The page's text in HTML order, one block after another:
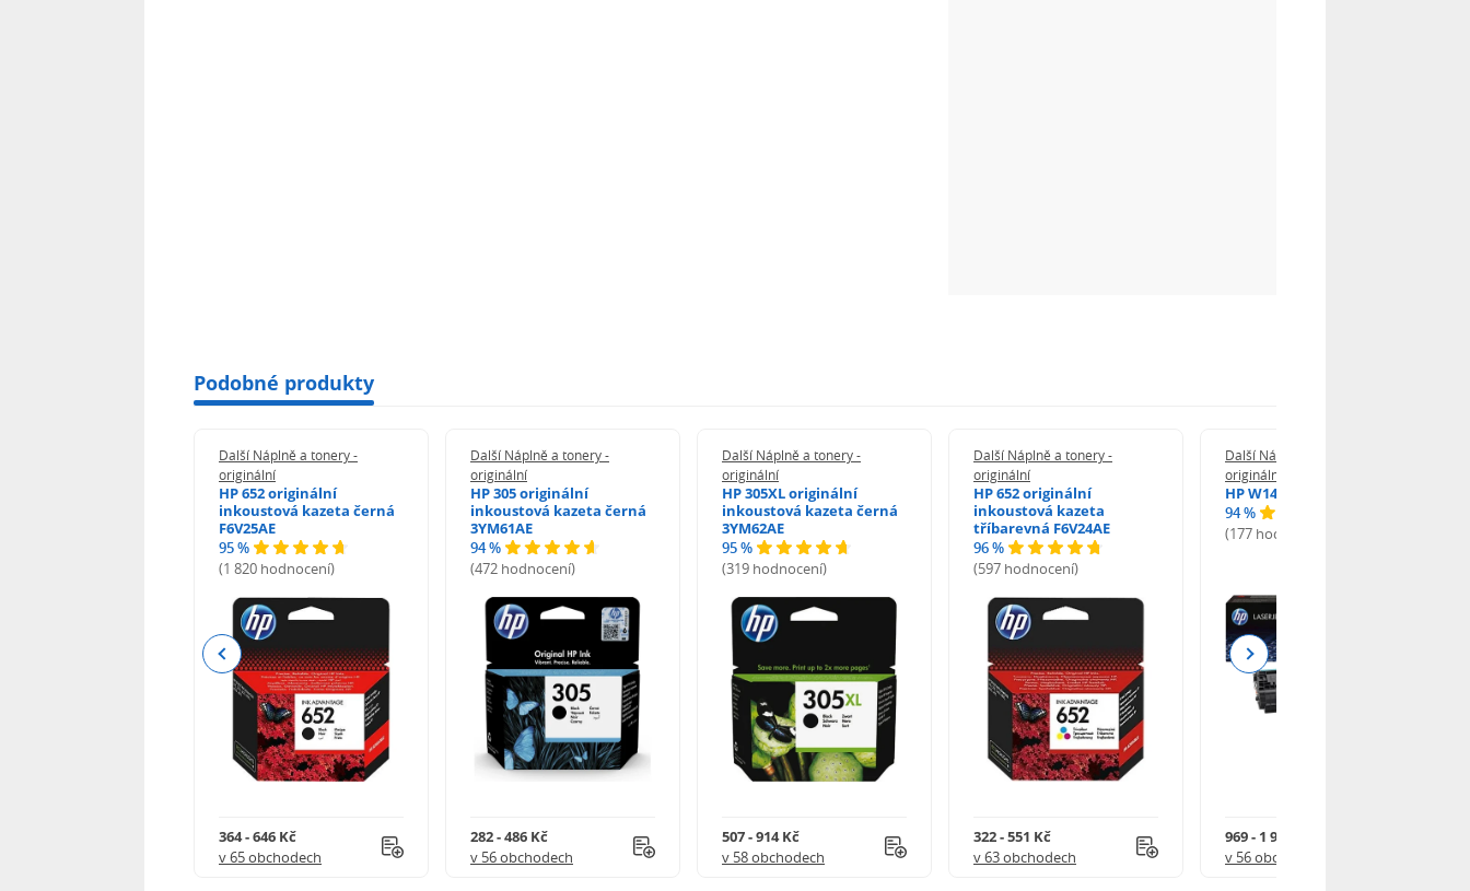
Podobné produkty
Další Náplně a tonery -
originální
HP 652 originální
inkoustová kazeta černá
F6V25AE
95 %
(1 820 hodnocení)
364 - 646 Kč
v 65 obchodech
Další Náplně a tonery -
originální
HP 305 originální
inkoustová kazeta černá
3YM61AE
94 %
(472 hodnocení)
282 - 486 Kč
v 56 obchodech
Další Náplně a tonery -
originální
HP 305XL originální
inkoustová kazeta černá
3YM62AE
95 %
(319 hodnocení)
507 - 914 Kč
v 58 obchodech
Další Náplně a tonery -
originální
HP 652 originální
inkoustová kazeta
tříbarevná F6V24AE
96 %
(597 hodnocení)
322 - 551 Kč
v 63 obchodech
Další Náplně a tonery -
originální
HP W1420A - originální
94 %
(177 hodnocení)
969 - 1 918 Kč
v 56 obchodech
Previous Next